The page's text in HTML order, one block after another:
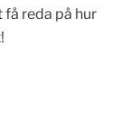
reda på hur